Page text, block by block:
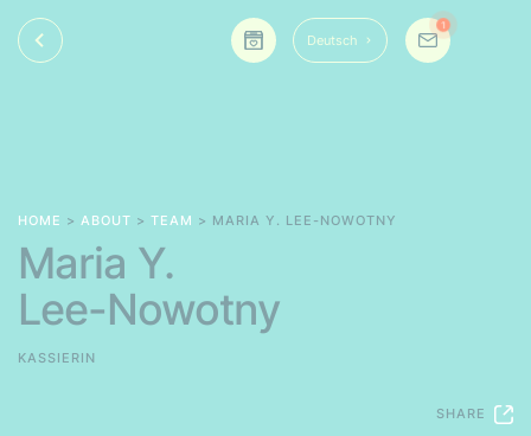
Deutsch
1
HOME > ABOUT > TEAM > MARIA Y. LEE-NOWOTNY
Maria Y.
Lee-Nowotny
KASSIERIN
SHARE